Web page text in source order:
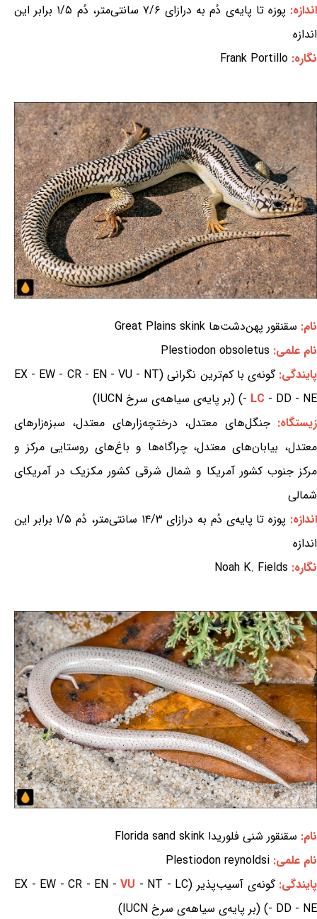
اندازه:
پوزه تا پایه‌ی دُم به درازای ۷/۶ سانتی‌متر، دُم ۱/۵ برابر این
اندازه
نگاره: Frank Portillo
نام: سقنقور پهن‌دشت‌ها Great Plains skink
نام علمی: Plestiodon obsoletus
پایندگی:
گونه‌ی با کم‌ترین نگرانی (EX - EW - CR - EN - VU - NT
- LC - DD - NE) (بر پایه‌ی سیاهه‌ی سرخ IUCN)
زیستگاه:جنگل‌های معتدل، درختچه‌زارهای معتدل، سبزه‌زارهای
معتدل، بیابان‌های معتدل، چراگاه‌ها و باغ‌های روستایی مرکز و
مرکز جنوب کشور آمریکا و شمال شرقی کشور مکزیک در آمریکای
شمالی
اندازه:
پوزه تا پایه‌ی دُم به درازای ۱۴/۳ سانتی‌متر، دُم ۱/۵ برابر این
اندازه
نگاره: Noah K. Fields
نام: سقنقور شنی فلوریدا Florida sand skink
نام علمی: Plestiodon reynoldsi
پایندگی:گونه‌ی آسیب‌پذیر (EX - EW - CR - EN - VU - NT - LC
- DD - NE) (بر پایه‌ی سیاهه‌ی سرخ IUCN)